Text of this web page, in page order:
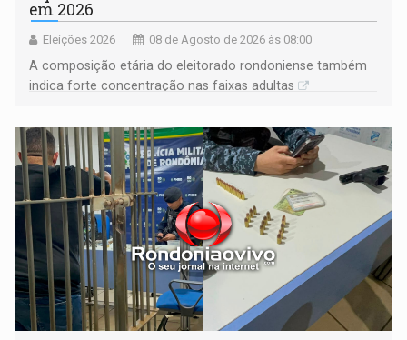
em 2026
Eleições 2026 08 de Agosto de 2026 às 08:00
A composição etária do eleitorado rondoniense também
indica forte concentração nas faixas adultas